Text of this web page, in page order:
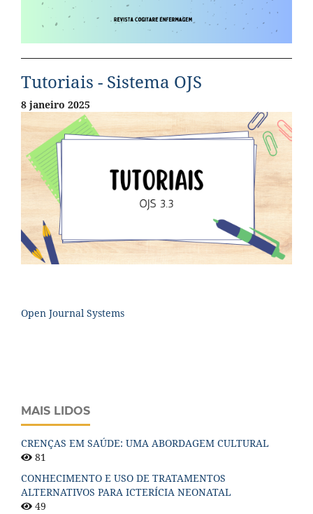
Tutoriais - Sistema OJS
8 janeiro 2025
Open Journal Systems
MAIS LIDOS
CRENÇAS EM SAÚDE: UMA ABORDAGEM CULTURAL
81
CONHECIMENTO E USO DE TRATAMENTOS
ALTERNATIVOS PARA ICTERÍCIA NEONATAL
49